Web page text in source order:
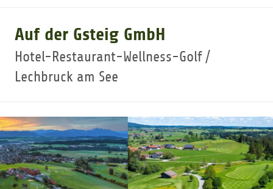
GOLFARRANGEMENTS
GOLF CARD
GOLF & WOMO
MALLORCA GOLFWOCHE
Auf der Gsteig GmbH
Hotel-Restaurant-Wellness-Golf /
Lechbruck am See